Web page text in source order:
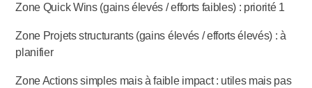
Zone Quick Wins (gains élevés / efforts faibles) : priorité 1
Zone Projets structurants (gains élevés / efforts élevés) : à
planifier
Zone Actions simples mais à faible impact : utiles mais pas